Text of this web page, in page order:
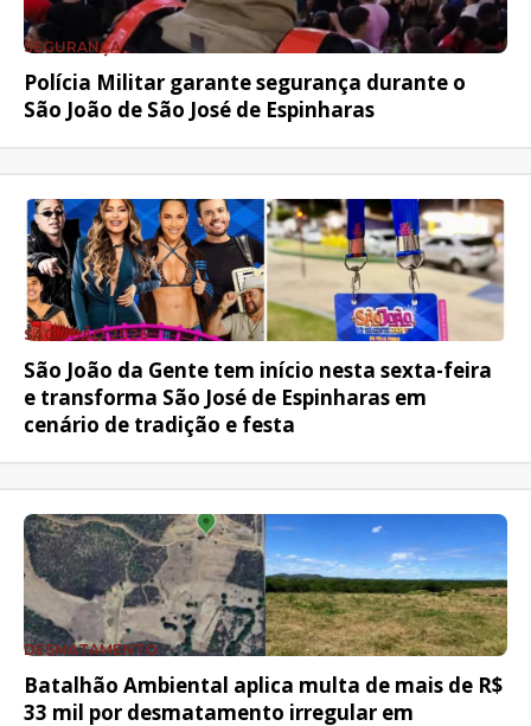
SEGURANÇA
Polícia Militar garante segurança durante o
São João de São José de Espinharas
SÃO JOÃO 2026
São João da Gente tem início nesta sexta-feira
e transforma São José de Espinharas em
cenário de tradição e festa
DESMATAMENTO
Batalhão Ambiental aplica multa de mais de R$
33 mil por desmatamento irregular em